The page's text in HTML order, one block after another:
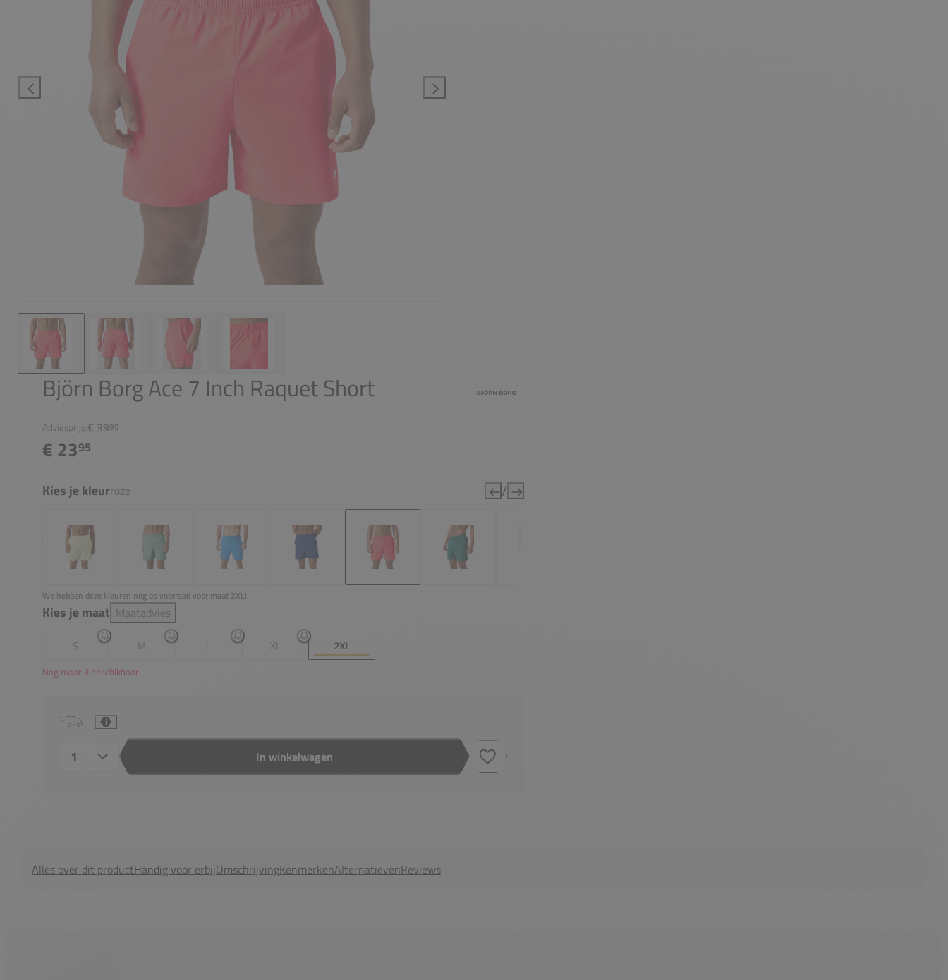
Björn Borg Ace 7 Inch Raquet Short
Adviesprijs:€ 3995
€ 2395
Kies je kleurroze /
We hebben deze kleuren nog op voorraad voor maat 2XL!
Kies je maat Maatadvies
S M L XL 2XL
Nog maar 3 beschikbaar!
i
In winkelwagen Toevoegen aan verlanglijstje
Alles over dit productHandig voor erbijOmschrijvingKenmerkenAlternatievenReviews